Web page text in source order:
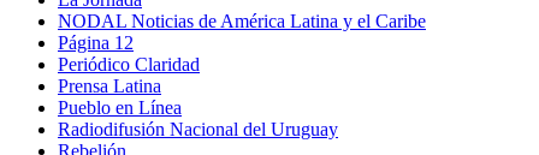
NODAL Noticias de América Latina y el Caribe
Página 12
Periódico Claridad
Prensa Latina
Pueblo en Línea
Radiodifusión Nacional del Uruguay
Rebelión